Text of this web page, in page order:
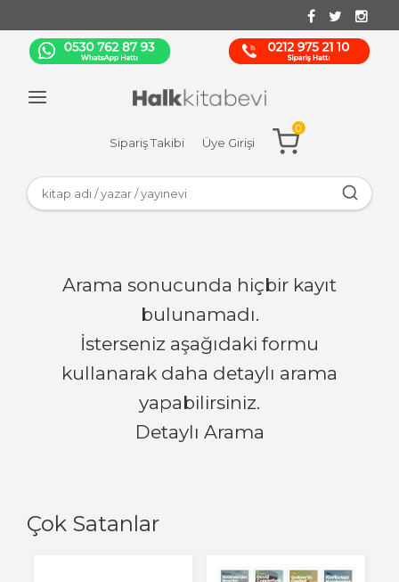
Sipariş Takibi Üye Girişi
0
Çok Satanlar
Arama sonucunda hiçbir kayıt
bulunamadı.
İsterseniz aşağıdaki formu
kullanarak daha detaylı arama
yapabilirsiniz.
Detaylı Arama